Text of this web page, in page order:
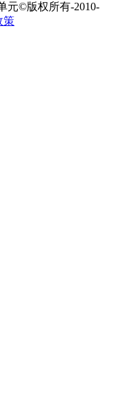
元©版权所有-2010-
策